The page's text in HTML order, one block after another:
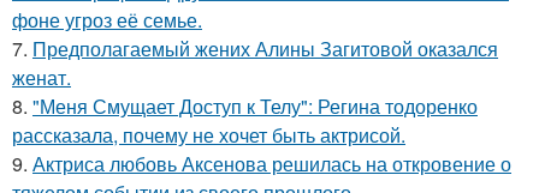
фоне угроз её семье.
7. Предполагаемый жених Алины Загитовой оказался
женат.
8. "Меня Смущает Доступ к Телу": Регина тодоренко
рассказала, почему не хочет быть актрисой.
9. Актриса любовь Аксенова решилась на откровение о